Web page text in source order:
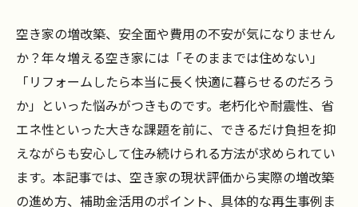
空き家の増改築、安全面や費用の不安が気になりません
か？年々増える空き家には「そのままでは住めない」
「リフォームしたら本当に長く快適に暮らせるのだろう
か」といった悩みがつきものです。老朽化や耐震性、省
エネ性といった大きな課題を前に、できるだけ負担を抑
えながらも安心して住み続けられる方法が求められてい
ます。本記事では、空き家の現状評価から実際の増改築
の進め方、補助金活用のポイント、具体的な再生事例ま